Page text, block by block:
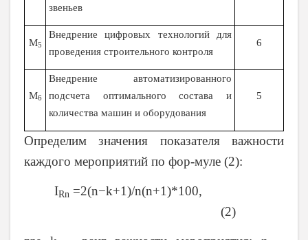
звеньев
М5
Внедрение цифровых технологий для
проведения строительного контроля
6
М6
Внедрение автоматизированного
подсчета оптимального состава и
количества машин и оборудования
5
Определим значения показателя важности
каждого мероприятий по фор-муле (2):
IRn =2(n−k+1)/n(n+1)*100,
(2)